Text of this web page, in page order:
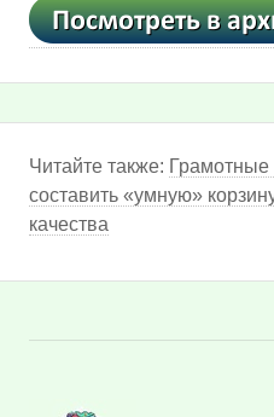
Читайте также: Грамотные
составить «умную»
качества